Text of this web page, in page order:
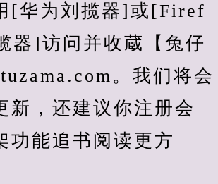
[华为刘揽器]或[Firef
器]访问并收蔵【兔仔
。我们将会
新，还建议你注册会
功能追书阅读更方